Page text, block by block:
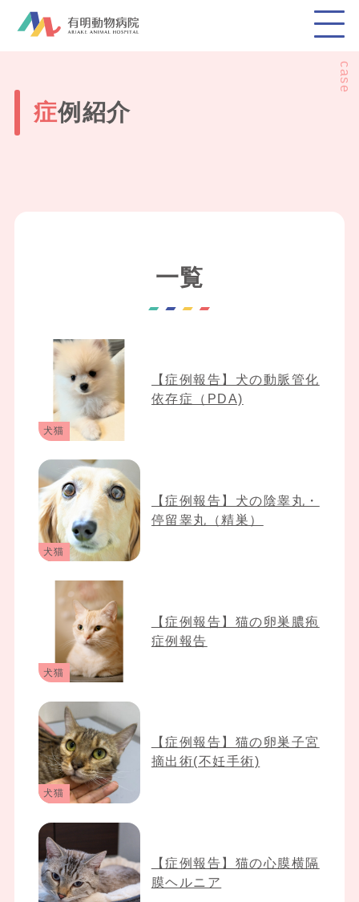
症例紹介
case
一覧
犬猫
【症例報告】犬の動脈管化
依存症（PDA)
犬猫
【症例報告】犬の陰睾丸・
停留睾丸（精巣）
犬猫
【症例報告】猫の卵巣膿疱
症例報告
犬猫
【症例報告】猫の卵巣子宮
摘出術(不妊手術)
【症例報告】猫の心膜横隔
膜ヘルニア